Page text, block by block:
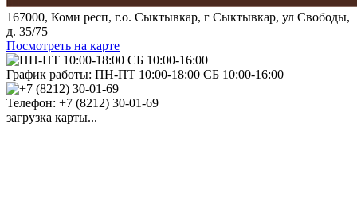
167000, Коми респ, г.о. Сыктывкар, г Сыктывкар, ул Свободы,
д. 35/75
Посмотреть на карте
График работы: ПН-ПТ 10:00-18:00 СБ 10:00-16:00
Телефон: +7 (8212) 30-01-69
загрузка карты...